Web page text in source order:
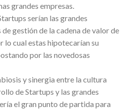
grandes empresas.
serían las grandes
gestión de la cadena de valor de
lo cual estas hipotecarían su
por las novedosas
y sinergia entre la cultura
de Startups y las grandes
el gran punto de partida para